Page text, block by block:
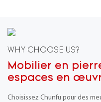
WHY CHOOSE US?
Mobilier en
espaces en
Choisissez Chunfu pour des